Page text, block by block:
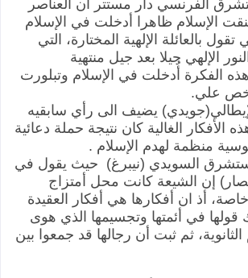
الفرنسي دار مستتر أن العناصر
الإسلام ظاهرا أدخلت في الإسلام
تقول بالعائلة الإلهية المختارة، التي
الإلهي جيلا بعد جيل منتهية
الفكرة أُدخلت في الإسلام وتبلورت
علي.
يضيف الى رأي سابقيه
الأفكار الغالية كان نتيجة حملة دعائية
منظمة لهدم الإسلام .
السويدي (نيبرغ) حيث يقول في
إن الشيعة كانت محل أمتزاج
خاصة، أذ ان أفكارها هي أفكار العقيدة
قولها في أئمتها وتجسيمها الذي هوى
ثم ثبت أن رجالها قد جمعوا بين